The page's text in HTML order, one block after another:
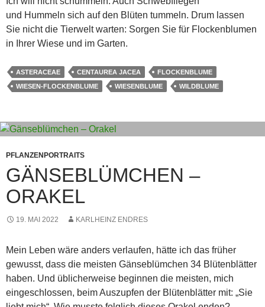
und Hummeln sich auf den Blüten tummeln. Drum lassen
Sie nicht die Tierwelt warten: Sorgen Sie für Flockenblumen
in Ihrer Wiese und im Garten.
ASTERACEAE CENTAUREA JACEA
FLOCKENBLUME
WIESEN-FLOCKENBLUME
WIESENBLUME WILDBLUME
PFLANZENPORTRAITS
GÄNSEBLÜMCHEN –
ORAKEL
19. MAI 2022 KARLHEINZ ENDRES
Mein Leben wäre anders verlaufen, hätte ich das früher
gewusst, dass die meisten Gänseblümchen 34 Blütenblätter
haben. Und üblicherweise beginnen die meisten, mich
eingeschlossen, beim Auszupfen der Blütenblätter mit: „Sie